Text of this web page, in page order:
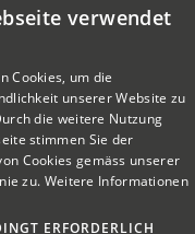
GERMAN
FRENCH
verwendet
Cookies, um die
unserer Website zu
die weitere Nutzung
stimmen Sie der
Cookies gemäss unserer
zu. Weitere Informationen
ERFORDERLICH